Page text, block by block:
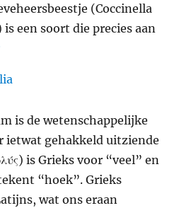
(Coccinella
een soort die precies aan
"Zevenstippelig
is de wetenschappelijke
ietwat gehakkeld uitziende
is Grieks voor “veel” en
“hoek”. Grieks
wat ons eraan